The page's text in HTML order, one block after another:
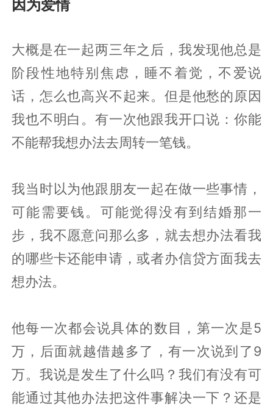
因为爱情
大概是在一起两三年之后，我发现他总是
阶段性地特别焦虑，睡不着觉，不爱说
话，怎么也高兴不起来。但是他愁的原因
我也不明白。有一次他跟我开口说：你能
不能帮我想办法去周转一笔钱。
我当时以为他跟朋友一起在做一些事情，
可能需要钱。可能觉得没有到结婚那一
步，我不愿意问那么多，就去想办法看我
的哪些卡还能申请，或者办信贷方面我去
想办法。
他每一次都会说具体的数目，第一次是5
万，后面就越借越多了，有一次说到了9
万。我说是发生了什么吗？我们有没有可
能通过其他办法把这件事解决一下？还是